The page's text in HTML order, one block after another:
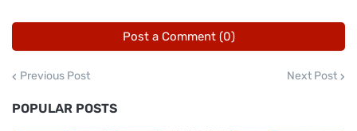
Post a Comment (0)
Previous Post Next Post
POPULAR POSTS